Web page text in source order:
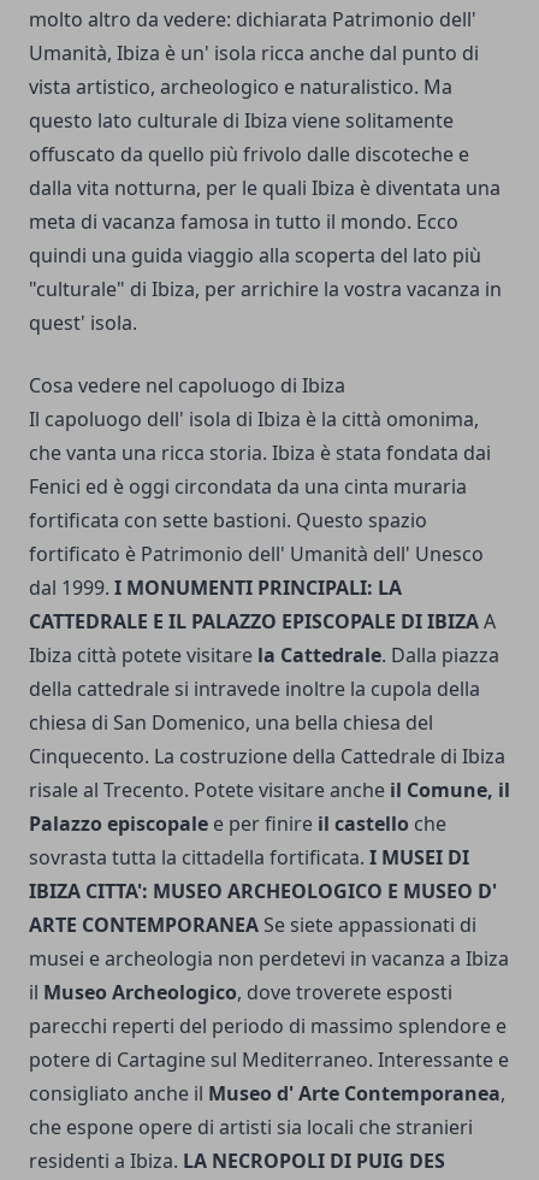
molto altro da vedere: dichiarata Patrimonio dell'
Umanità, Ibiza è un' isola ricca anche dal punto di
vista artistico, archeologico e naturalistico. Ma
questo lato culturale di Ibiza viene solitamente
offuscato da quello più frivolo dalle discoteche e
dalla vita notturna, per le quali Ibiza è diventata una
meta di vacanza famosa in tutto il mondo. Ecco
quindi una guida viaggio alla scoperta del lato più
"culturale" di Ibiza, per arrichire la vostra vacanza in
quest' isola.
Cosa vedere nel capoluogo di Ibiza
Il capoluogo dell' isola di Ibiza è la città omonima,
che vanta una ricca storia. Ibiza è stata fondata dai
Fenici ed è oggi circondata da una cinta muraria
fortificata con sette bastioni. Questo spazio
fortificato è Patrimonio dell' Umanità dell' Unesco
dal 1999. I MONUMENTI PRINCIPALI: LA
CATTEDRALE E IL PALAZZO EPISCOPALE DI IBIZAA
Ibiza città potete visitare la Cattedrale. Dalla piazza
della cattedrale si intravede inoltre la cupola della
chiesa di San Domenico, una bella chiesa del
Cinquecento. La costruzione della Cattedrale di Ibiza
risale al Trecento. Potete visitare anche il Comune, il
Palazzo episcopale e per finire il castello che
sovrasta tutta la cittadella fortificata. I MUSEI DI
IBIZA CITTA': MUSEO ARCHEOLOGICO E MUSEO D'
ARTE CONTEMPORANEA Se siete appassionati di
musei e archeologia non perdetevi in vacanza a Ibiza
il Museo Archeologico, dove troverete esposti
parecchi reperti del periodo di massimo splendore e
potere di Cartagine sul Mediterraneo. Interessante e
consigliato anche il Museo d' Arte Contemporanea,
che espone opere di artisti sia locali che stranieri
residenti a Ibiza. LA NECROPOLI DI PUIG DES